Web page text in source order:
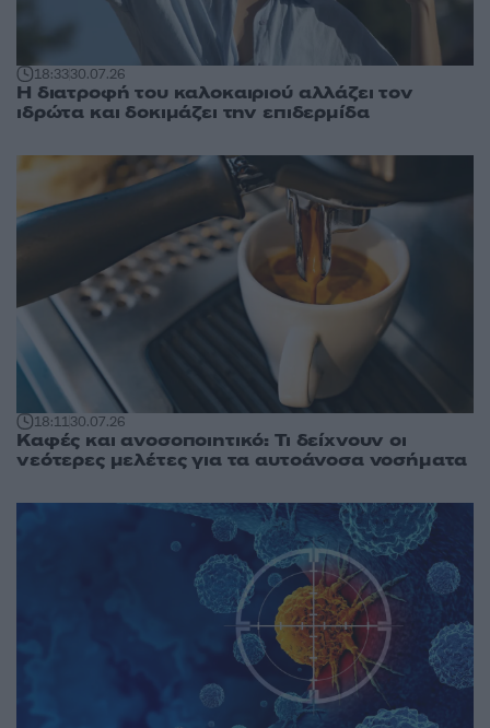
18:3330.07.26
Η διατροφή του καλοκαιριού αλλάζει τον
ιδρώτα και δοκιμάζει την επιδερμίδα
18:1130.07.26
Καφές και ανοσοποιητικό: Τι δείχνουν οι
νεότερες μελέτες για τα αυτοάνοσα νοσήματα